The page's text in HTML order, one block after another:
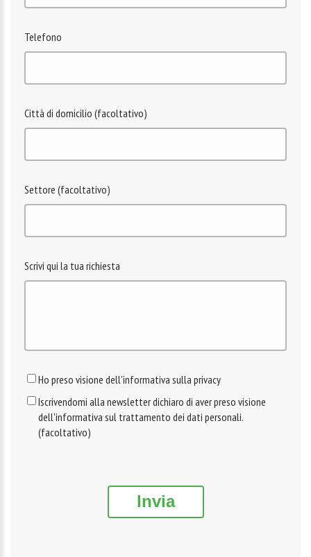
Telefono
Città di domicilio (facoltativo)
Settore (facoltativo)
Scrivi qui la tua richiesta
Ho preso visione dell'informativa sulla privacy
Iscrivendomi alla newsletter dichiaro di aver preso visione
dell'informativa sul trattamento dei dati personali.
(facoltativo)
Invia